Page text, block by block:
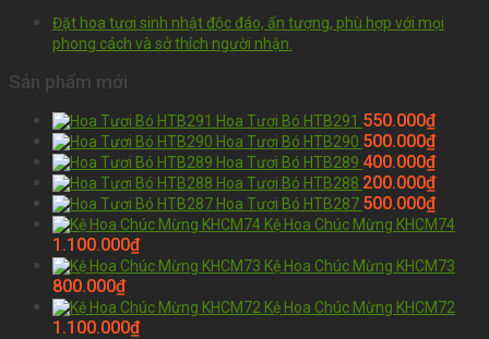
Đặt hoa tươi sinh nhật độc đáo, ấn tượng, phù hợp với mọi
phong cách và sở thích người nhận.
Sản phẩm mới
Hoa Tươi Bó HTB291 550.000₫
Hoa Tươi Bó HTB290 500.000₫
Hoa Tươi Bó HTB289 400.000₫
Hoa Tươi Bó HTB288 200.000₫
Hoa Tươi Bó HTB287 500.000₫
Kệ Hoa Chúc Mừng KHCM74
1.100.000₫
Kệ Hoa Chúc Mừng KHCM73
800.000₫
Kệ Hoa Chúc Mừng KHCM72
1.100.000₫